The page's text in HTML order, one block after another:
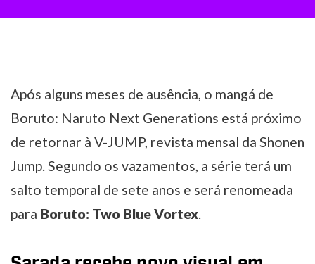
Após alguns meses de ausência, o mangá de
Boruto: Naruto Next Generations está próximo
de retornar à V-JUMP, revista mensal da Shonen
Jump. Segundo os vazamentos, a série terá um
salto temporal de sete anos e será renomeada
para Boruto: Two Blue Vortex